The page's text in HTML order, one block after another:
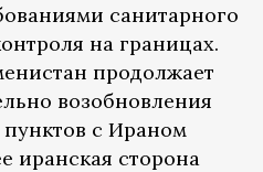
санитарного
на границах.
продолжает
возобновления
с Ираном
иранская сторона